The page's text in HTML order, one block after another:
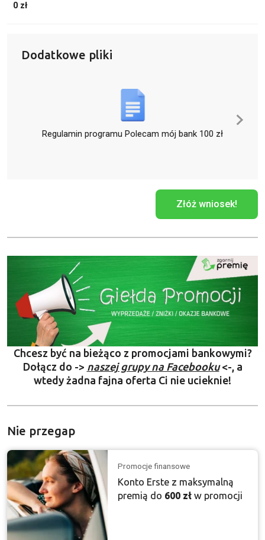
0 zł
Dodatkowe pliki
Regulamin programu Polecam mój bank 100 zł
Złóż wniosek!
Chcesz być na bieżąco z promocjami bankowymi?
Dołącz do -> naszej grupy na Facebooku<-, a
wtedy żadna fajna oferta Ci nie ucieknie!
Nie przegap
Promocje finansowe
Konto Erste z maksymalną
premią do 600 zł w promocji